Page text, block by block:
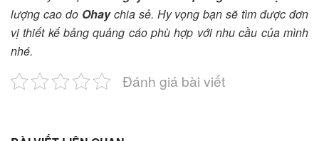
lượng cao do Ohaychia sẻ. Hy vọng bạn sẽ tìm được đơn
vị thiết kế bảng quảng cáo phù hợp với nhu cầu của mình
nhé.
Đánh giá bài viết